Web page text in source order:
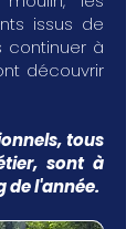
issus de
continuer à
découvrir
tous
sont à
de l'année.